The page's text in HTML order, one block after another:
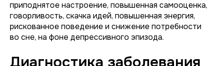
приподнятое настроение, повышенная самооценка,
говорливость, скачка идей, повышенная энергия,
рискованное поведение и снижение потребности
во сне, на фоне депрессивного эпизода.
Диагностика заболевания